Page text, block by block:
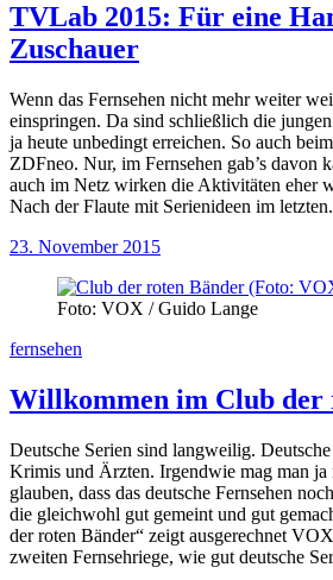
TVLab 2015: Für eine
Zuschauer
Wenn das Fernsehen nicht mehr weiter
einspringen. Da sind schließlich die
ja heute unbedingt erreichen. So auch
ZDFneo. Nur, im Fernsehen gab’s davon
auch im Netz wirken die Aktivitäten eher
Nach der Flaute mit Serienideen im
23. November 2015
Foto: VOX / Guido Lange
fernsehen
Willkommen im Club der
Deutsche Serien sind langweilig.
Krimis und Ärzten. Irgendwie mag man ja
glauben, dass das deutsche Fernsehen
die gleichwohl gut gemeint und gut
der roten Bänder“ zeigt ausgerechnet
zweiten Fernsehriege, wie gut deutsche